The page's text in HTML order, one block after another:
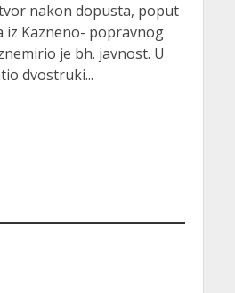
nakon dopusta, poput
iz Kazneno- popravnog
je bh. javnost. U
dvostruki...